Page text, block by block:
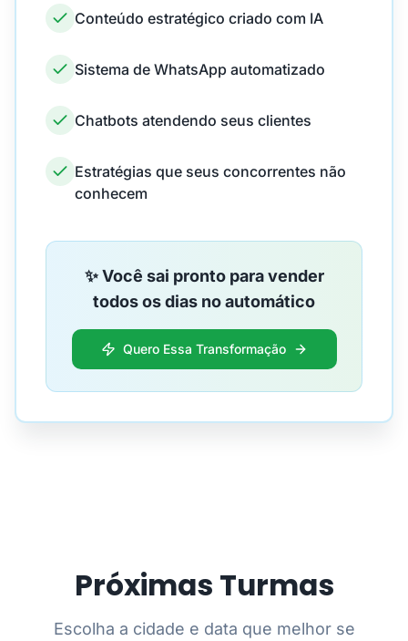
Conteúdo estratégico criado com IA
Sistema de WhatsApp automatizado
Chatbots atendendo seus clientes
Estratégias que seus concorrentes não
conhecem
✨ Você sai pronto para vender
todos os dias no automático
Quero Essa Transformação
Próximas Turmas
Escolha a cidade e data que melhor se